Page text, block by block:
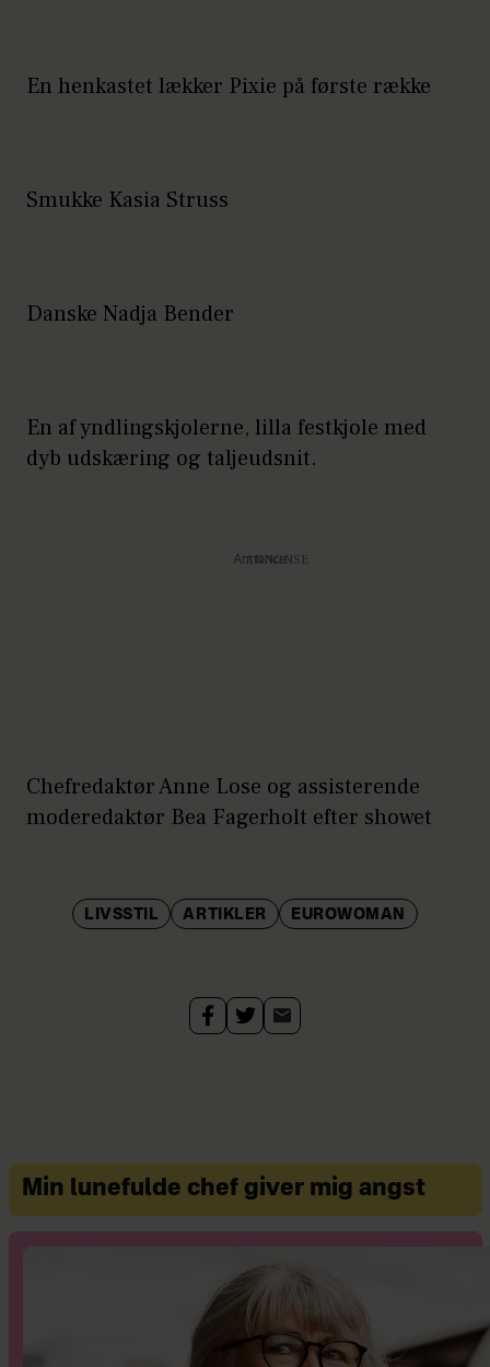
En henkastet lækker Pixie på første række
Smukke Kasia Struss
Danske Nadja Bender
En af yndlingskjolerne, lilla festkjole med
dyb udskæring og taljeudsnit.
Annonce
Chefredaktør Anne Lose og assisterende
moderedaktør Bea Fagerholt efter showet
LIVSSTIL ARTIKLER EUROWOMAN
Min lunefulde chef giver mig angst